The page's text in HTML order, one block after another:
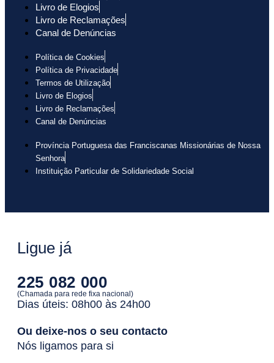
Livro de Elogios
Livro de Reclamações
Canal de Denúncias
Política de Cookies
Política de Privacidade
Termos de Utilização
Livro de Elogios
Livro de Reclamações
Canal de Denúncias
Província Portuguesa das Franciscanas Missionárias de Nossa
Senhora
Instituição Particular de Solidariedade Social
Ligue já
225 082 000
(Chamada para rede fixa nacional)
Dias úteis: 08h00 às 24h00
Ou deixe-nos o seu contacto
Nós ligamos para si